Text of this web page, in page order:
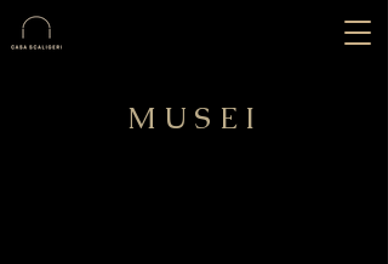
MUSEI